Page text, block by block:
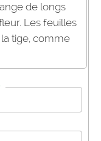
de longs
Les feuilles
tige, comme